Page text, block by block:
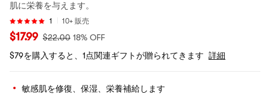
肌に栄養を与えます。
1 10+ 販売
$17.99 $22.00 18% OFF
$79を購入すると、1点関連ギフトが贈られてきます 詳細
敏感肌を修復、保湿、栄養補給します